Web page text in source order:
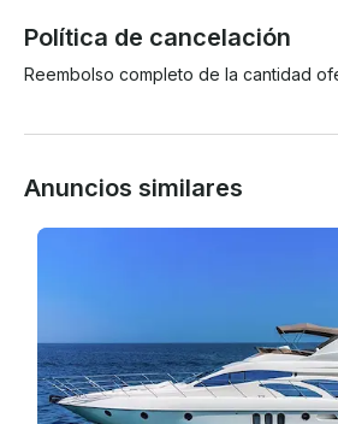
Política de cancelación
Reembolso completo de la cantidad
Anuncios similares